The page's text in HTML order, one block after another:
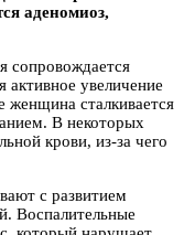
аденомиоз,
сопровождается
увеличение
женщина сталкивается
В некоторых
крови, из-за чего
с развитием
Воспалительные